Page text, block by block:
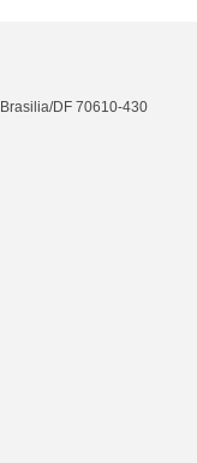
DF 70610-430